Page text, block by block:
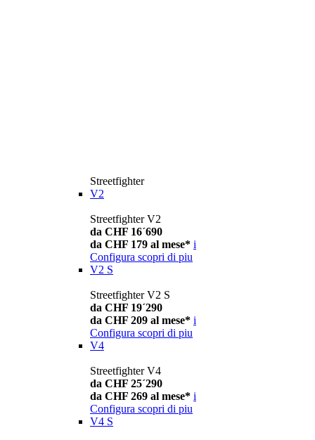
Streetfighter
V2
Streetfighter V2
da CHF 16´690
da CHF 179 al mese* i
Configura scopri di piu
V2 S
Streetfighter V2 S
da CHF 19´290
da CHF 209 al mese* i
Configura scopri di piu
V4
Streetfighter V4
da CHF 25´290
da CHF 269 al mese* i
Configura scopri di piu
V4 S